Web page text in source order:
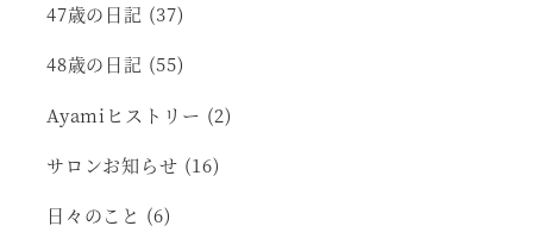
47歳の日記 (37)
48歳の日記 (55)
Ayamiヒストリー (2)
サロンお知らせ (16)
日々のこと (6)